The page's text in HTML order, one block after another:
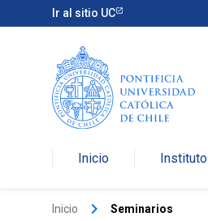
Ir al sitio UC
Inicio Instituto
Inicio keyboard_arrow_right Seminarios